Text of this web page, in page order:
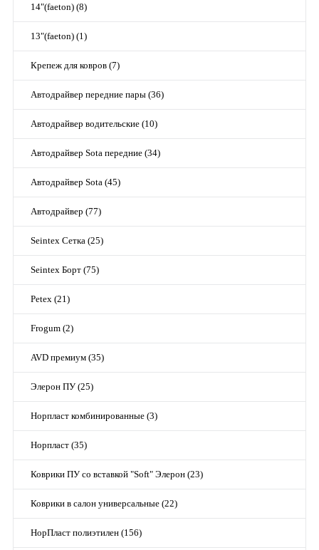
14"(faeton) (8)
13"(faeton) (1)
Крепеж для ковров (7)
Автодрайвер передние пары (36)
Автодрайвер водительские (10)
Автодрайвер Sota передние (34)
Автодрайвер Sota (45)
Автодрайвер (77)
Seintex Сетка (25)
Seintex Борт (75)
Petex (21)
Frogum (2)
AVD премиум (35)
Элерон ПУ (25)
Норпласт комбинированные (3)
Норпласт (35)
Коврики ПУ со вставкой "Soft" Элерон (23)
Коврики в салон универсальные (22)
НорПласт полиэтилен (156)